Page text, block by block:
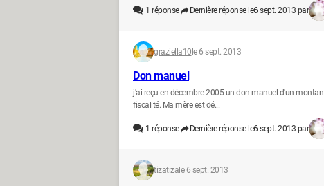
1 réponse Dernière réponse le6 sept. 2013 par
graziella10 le 6 sept. 2013
Don manuel
j'ai reçu en décembre 2005 un don manuel d'un
fiscalité. Ma mère est dé...
1 réponse Dernière réponse le6 sept. 2013 par
tizatiza le 6 sept. 2013